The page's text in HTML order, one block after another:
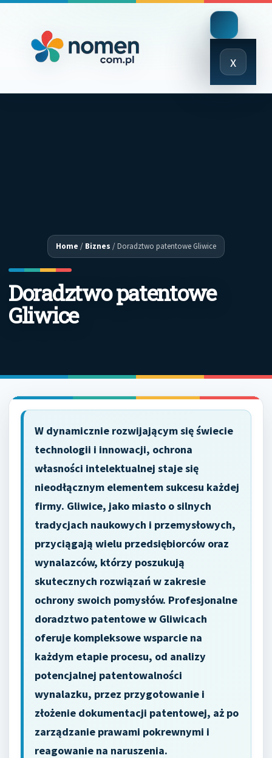
x
Close
Menu
Home / Biznes /Doradztwo patentowe Gliwice
Doradztwo patentowe
Gliwice
W dynamicznie rozwijającym się świecie
technologii i innowacji, ochrona
własności intelektualnej staje się
nieodłącznym elementem sukcesu każdej
firmy. Gliwice, jako miasto o silnych
tradycjach naukowych i przemysłowych,
przyciągają wielu przedsiębiorców oraz
wynalazców, którzy poszukują
skutecznych rozwiązań w zakresie
ochrony swoich pomysłów. Profesjonalne
doradztwo patentowe w Gliwicach
oferuje kompleksowe wsparcie na
każdym etapie procesu, od analizy
potencjalnej patentowalności
wynalazku, przez przygotowanie i
złożenie dokumentacji patentowej, aż po
zarządzanie prawami pokrewnymi i
reagowanie na naruszenia.